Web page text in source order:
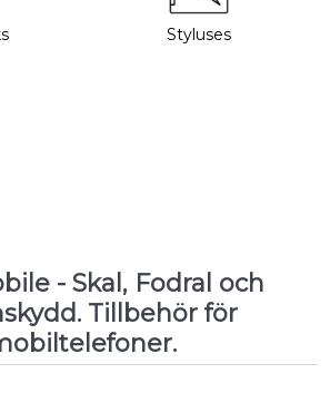
Styluses
- Skal, Fodral och
Tillbehör för